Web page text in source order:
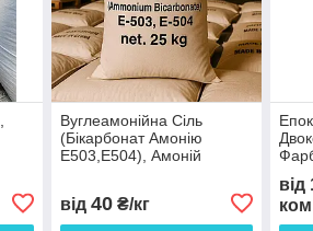
Вуглеамонійна Сіль
(Бікарбонат Амонію
Е503,Е504), Амоній
від 40₴/кг
від